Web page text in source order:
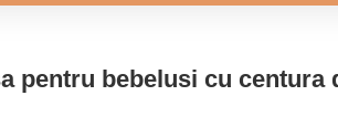
pentru bebelusi cu centura